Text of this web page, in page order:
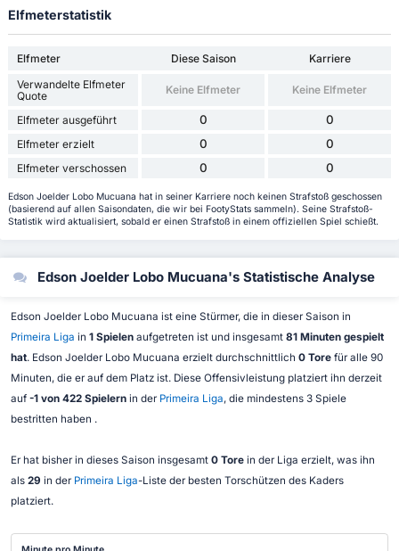
Elfmeterstatistik
Elfmeter Diese Saison
Karriere
Verwandelte Elfmeter
Quote
Keine Elfmeter Keine Elfmeter
Elfmeter ausgeführt 0 0
Elfmeter erzielt 0 0
Elfmeter verschossen 0 0
Edson Joelder Lobo Mucuana hat in seiner Karriere noch keinen Strafstoß geschossen
(basierend auf allen Saisondaten, die wir bei FootyStats sammeln). Seine Strafstoß-
Statistik wird aktualisiert, sobald er einen Strafstoß in einem offiziellen Spiel schießt.
Edson Joelder Lobo Mucuana's Statistische Analyse
Edson Joelder Lobo Mucuana ist eine Stürmer, die in dieser Saison in
Primeira Liga in 1 Spielenaufgetreten ist und insgesamt 81 Minuten gespielt
hat. Edson Joelder Lobo Mucuana erzielt durchschnittlich 0 Torefür alle 90
Minuten, die er auf dem Platz ist. Diese Offensivleistung platziert ihn derzeit
auf -1 von 422 Spielernin der Primeira Liga, die mindestens 3 Spiele
bestritten haben .
Er hat bisher in dieses Saison insgesamt 0 Torein der Liga erzielt, was ihn
als 29 in der Primeira Liga-Liste der besten Torschützen des Kaders
platziert.